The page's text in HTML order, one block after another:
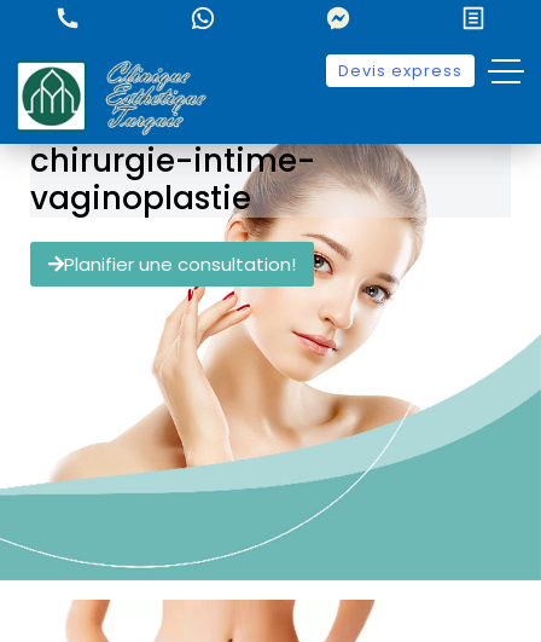
Devis express
chirurgie-intime-
vaginoplastie
Planifier une consultation!